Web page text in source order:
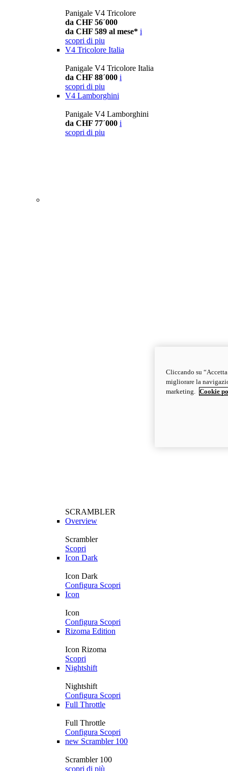
Panigale V4 Tricolore
da CHF 56´000
da CHF 589 al mese* i
scopri di piu
V4 Tricolore Italia
Panigale V4 Tricolore Italia
da CHF 88´000 i
scopri di piu
V4 Lamborghini
Panigale V4 Lamborghini
da CHF 77´000 i
scopri di piu
SCRAMBLER
Overview
Scrambler
Scopri
Icon Dark
Icon Dark
Configura Scopri
Icon
Icon
Configura Scopri
Rizoma Edition
Icon Rizoma
Scopri
Nightshift
Nightshift
Configura Scopri
Full Throttle
Full Throttle
Configura Scopri
new Scrambler 100
Scrambler 100
scopri di più
Cliccando su
migliorare la
marketing.
Cookie